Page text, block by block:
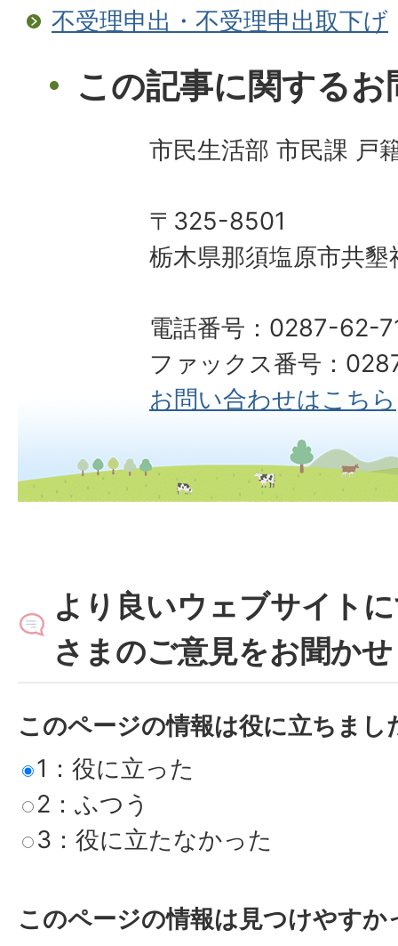
不受理申出・不受理申出取下げ
この記事に関する
市民生活部 市民課 戸
〒325-8501
栃木県那須塩原市共
電話番号：0287-62-
ファックス番号：
お問い合わせはこちら
より良いウェブサイト
さまのご意見をお聞か
このページの情報は役に立ちまし
1：役に立った
2：ふつう
3：役に立たなかった
このページの情報は見つけやすか